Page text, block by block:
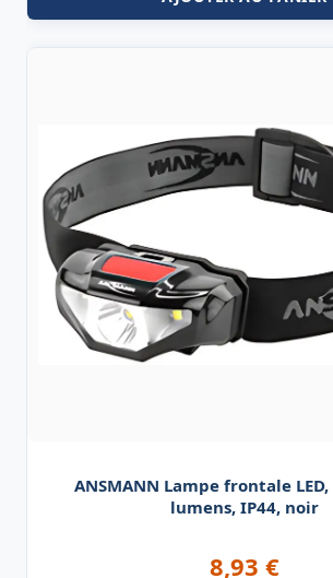
ANSMANN Lampe frontale LED,
lumens, IP44, noir
8,93 €